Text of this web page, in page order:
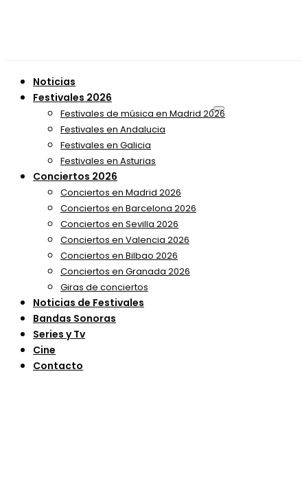
Noticias
Festivales 2026
Festivales de música en Madrid 2026
Festivales en Andalucia
Festivales en Galicia
Festivales en Asturias
Conciertos 2026
Conciertos en Madrid 2026
Conciertos en Barcelona 2026
Conciertos en Sevilla 2026
Conciertos en Valencia 2026
Conciertos en Bilbao 2026
Conciertos en Granada 2026
Giras de conciertos
Noticias de Festivales
Bandas Sonoras
Series y Tv
Cine
Contacto